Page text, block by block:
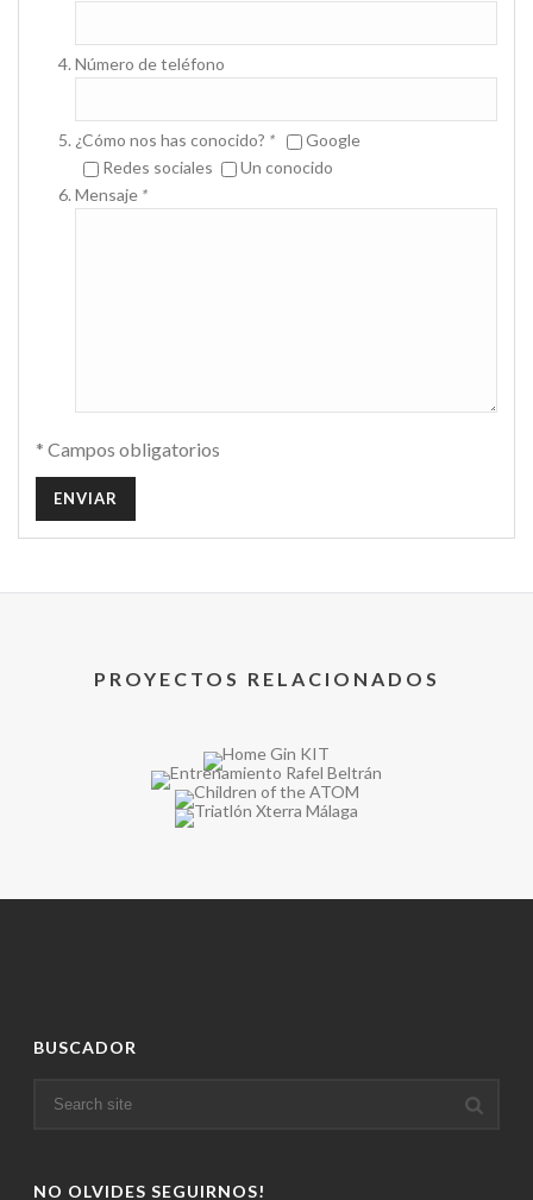
Número de teléfono
¿Cómo nos has conocido? *
Google
Redes sociales
Un conocido
Mensaje *
* Campos obligatorios
PROYECTOS RELACIONADOS
BUSCADOR
NO OLVIDES SEGUIRNOS!